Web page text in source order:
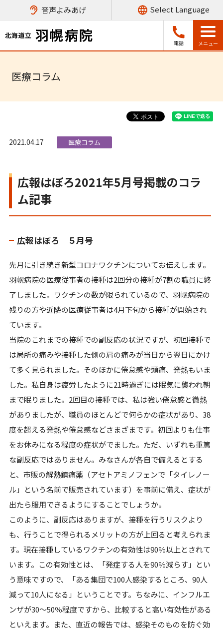
音声よみあげ
電話
医療コラム
2021.04.17 医療コラム
広報はぼろ2021年5月号掲載のコラ
ム記事
広報はぼろ ５月号
先月に引き続き新型コロナワクチンについてお伝えします。
羽幌病院の医療従事者の接種は2回分の接種が7割の職員に終
了しました。ワクチンの数が限られているので、羽幌病院の
残りの方や近隣の医療従事者は4月下旬から接種が開始され
ています。
当院のこれまでの接種での副反応の状況ですが、初回接種で
は局所の痛みや接種した側の肩の痛みが当日から翌日にかけ
て多く見られました。そのほかに倦怠感や頭痛、発熱もいま
した。私自身は疲労したように21時過ぎには眠気に襲われ朝
まで眠りました。2回目の接種では、私は強い倦怠感と微熱
がありましたが、職員のほとんどで何らかの症状があり、38
度を超える発熱や倦怠感などさまざまです。初回よりも仕事
をお休みになる程度の症状がでました。ただ、いずれも重篤
な副反応ではありません。みなさんが各自で備えるとする
と、市販の解熱鎮痛薬（アセトアミノフェンで「タイレノー
ル」という名前で販売されています）を事前に備え、症状が
出たら服用できるようにすることでしょうか。
このように、副反応はありますが、接種を行うリスクより
も、行うことで得られるメリットの方が上回ると考えられま
す。現在接種しているワクチンの有効性は90％以上とされて
います。この有効性とは、「発症する人を90％減らす」とい
う意味ですので、「ある集団で100人感染するところ、90人
減って10人になる」ということです。ちなみに、インフルエ
ンザが30～50％程度ですから、比較すると高い有効性がある
といえます。また、直近の報告では、感染そのものを防ぐ効